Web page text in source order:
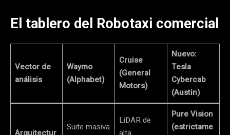
El tablero del Robotaxi comercial
Vector de
análisis
Waymo
(Alphabet)
Cruise
(General
Motors)
Nuevo:
Tesla
Cybercab
(Austin)
Suite masiva
LiDAR de
Pure Vision
(estrictame